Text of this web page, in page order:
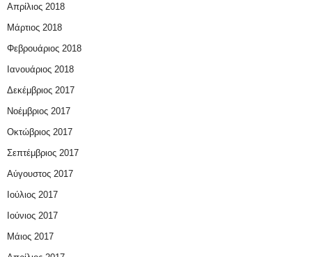
Απρίλιος 2018
Μάρτιος 2018
Φεβρουάριος 2018
Ιανουάριος 2018
Δεκέμβριος 2017
Νοέμβριος 2017
Οκτώβριος 2017
Σεπτέμβριος 2017
Αύγουστος 2017
Ιούλιος 2017
Ιούνιος 2017
Μάιος 2017